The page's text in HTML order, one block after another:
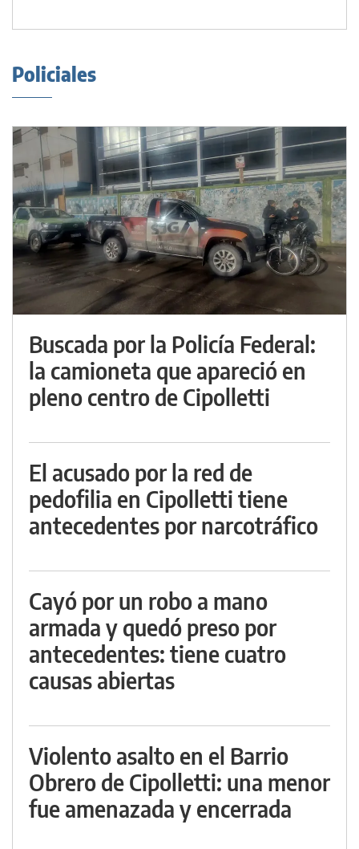
Policiales
Buscada por la Policía Federal:
la camioneta que apareció en
pleno centro de Cipolletti
El acusado por la red de
pedofilia en Cipolletti tiene
antecedentes por narcotráfico
Cayó por un robo a mano
armada y quedó preso por
antecedentes: tiene cuatro
causas abiertas
Violento asalto en el Barrio
Obrero de Cipolletti: una menor
fue amenazada y encerrada